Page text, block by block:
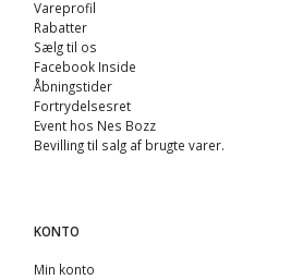
Vareprofil
Rabatter
Sælg til os
Facebook Inside
Åbningstider
Fortrydelsesret
Event hos Nes Bozz
Bevilling til salg af brugte varer.
KONTO
Min konto